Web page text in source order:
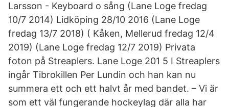
Larsson - Keyboard o sång (Lane Loge fredag
10/7 2014) Lidköping 28/10 2016 (Lane Loge
fredag 13/7 2018) ( Kåken, Mellerud fredag 12/4
2019) (Lane Loge fredag 12/7 2019) Privata
foton på Streaplers. Lane Loge 201 5 I Streaplers
ingår Tibrokillen Per Lundin och han kan nu
summera ett och ett halvt år med bandet. – Vi är
som ett väl fungerande hockeylag där alla har